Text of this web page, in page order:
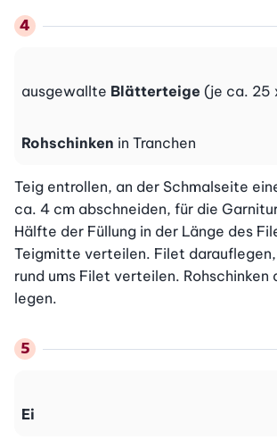
ausgewallte Blätterteige (je ca. 25
Rohschinken in Tranchen
Teig entrollen, an der Schmalseite
ca. 4 cm abschneiden, für die
Hälfte der Füllung in der Länge des
Teigmitte verteilen. Filet
rund ums Filet verteilen. Rohschinken
legen.
Ei